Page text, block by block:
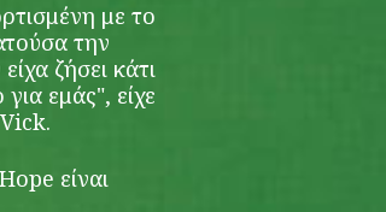
με το
την
ζήσει κάτι
εμάς", είχε
είναι